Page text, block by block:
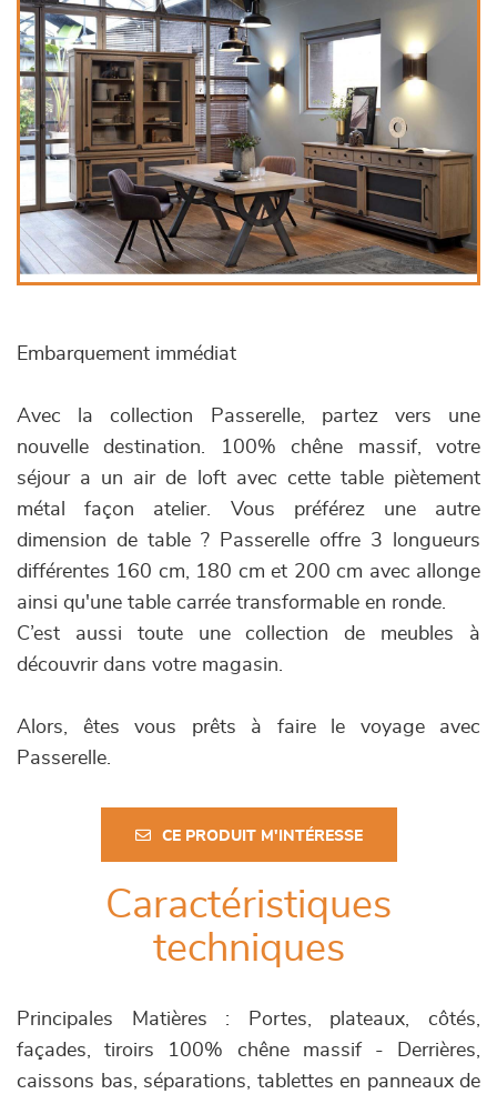
Embarquement immédiat
Avec la collection Passerelle, partez vers une
nouvelle destination. 100% chêne massif, votre
séjour a un air de loft avec cette table piètement
métal façon atelier. Vous préférez une autre
dimension de table ? Passerelle offre 3 longueurs
différentes 160 cm, 180 cm et 200 cm avec allonge
ainsi qu'une table carrée transformable en ronde.
C’est aussi toute une collection de meubles à
découvrir dans votre magasin.
Alors, êtes vous prêts à faire le voyage avec
Passerelle.
CE PRODUIT M'INTÉRESSE
Caractéristiques
techniques
Principales Matières : Portes, plateaux, côtés,
façades, tiroirs 100% chêne massif - Derrières,
caissons bas, séparations, tablettes en panneaux de